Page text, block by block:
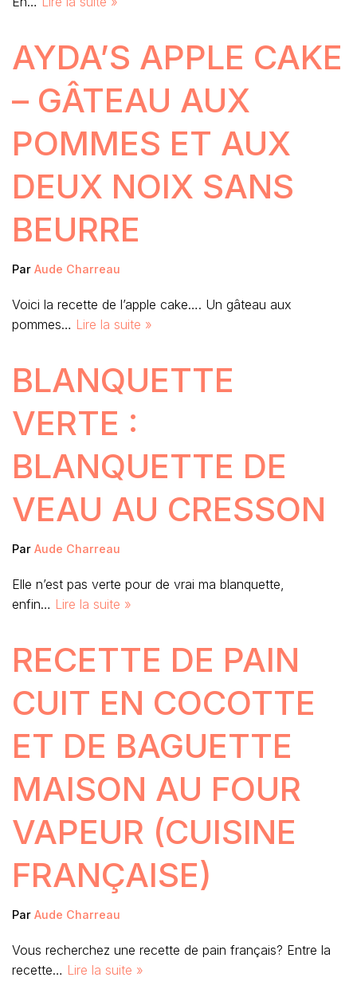
AYDA’S APPLE CAKE
– GÂTEAU AUX
POMMES ET AUX
DEUX NOIX SANS
BEURRE
Par Aude Charreau
Voici la recette de l’apple cake…. Un gâteau aux
pommes… Lire la suite »
BLANQUETTE
VERTE :
BLANQUETTE DE
VEAU AU CRESSON
Par Aude Charreau
Elle n’est pas verte pour de vrai ma blanquette,
enfin… Lire la suite »
RECETTE DE PAIN
CUIT EN COCOTTE
ET DE BAGUETTE
MAISON AU FOUR
VAPEUR (CUISINE
FRANÇAISE)
Par Aude Charreau
Vous recherchez une recette de pain français? Entre la
recette… Lire la suite »